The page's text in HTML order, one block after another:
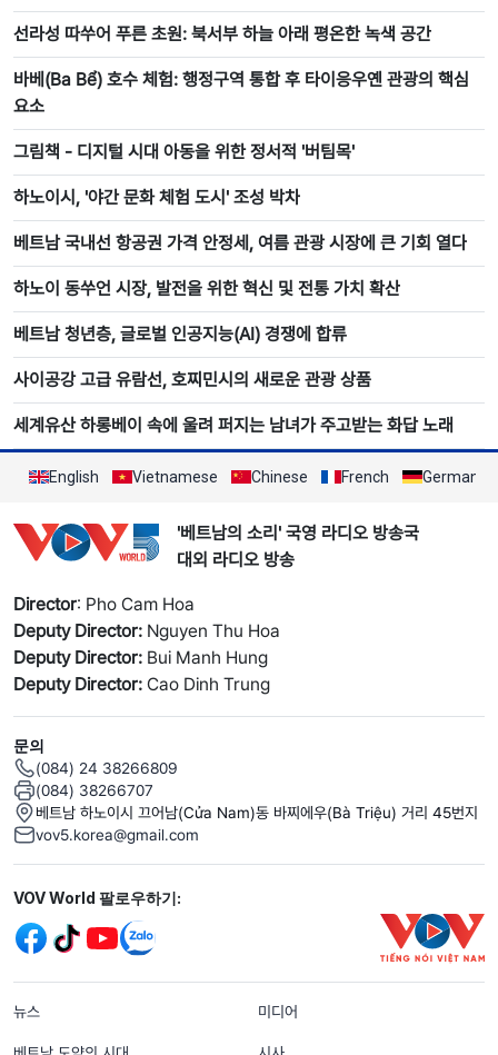
선라성 따쑤어 푸른 초원: 북서부 하늘 아래 평온한 녹색 공간
바베(Ba Bể) 호수 체험: 행정구역 통합 후 타이응우옌 관광의 핵심
요소
그림책 - 디지털 시대 아동을 위한 정서적 '버팀목'
하노이시, '야간 문화 체험 도시' 조성 박차
베트남 국내선 항공권 가격 안정세, 여름 관광 시장에 큰 기회 열다
하노이 동쑤언 시장, 발전을 위한 혁신 및 전통 가치 확산
베트남 청년층, 글로벌 인공지능(AI) 경쟁에 합류
사이공강 고급 유람선, 호찌민시의 새로운 관광 상품
세계유산 하롱베이 속에 울려 퍼지는 남녀가 주고받는 화답 노래
English Vietnamese Chinese French German
'베트남의 소리' 국영 라디오 방송국
대외 라디오 방송
Director: Pho Cam Hoa
Deputy Director: Nguyen Thu Hoa
Deputy Director: Bui Manh Hung
Deputy Director: Cao Dinh Trung
문의
(084) 24 38266809
(084) 38266707
베트남 하노이시 끄어남(Cửa Nam)동 바찌에우(Bà Triệu) 거리 45번지
vov5.korea@gmail.com
Mạng xã hội
VOV World 팔로우하기:
menu footer tiếng Hàn
뉴스 미디어